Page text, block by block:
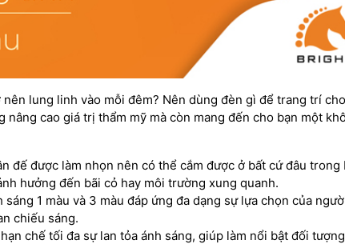
lung linh vào mỗi đêm? Nên dùng đèn gì để trang trí
nâng cao giá trị thẩm mỹ mà còn mang đến cho bạn một
đế được làm nhọn nên có thể cắm được ở bất cứ đâu trong
hưởng đến bãi cỏ hay môi trường xung quanh.
sáng 1 màu và 3 màu đáp ứng đa dạng sự lựa chọn của
chiếu sáng.
chế tối đa sự lan tỏa ánh sáng, giúp làm nổi bật đối